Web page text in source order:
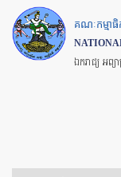
Skip
to
main
គណៈកម្មាធិ
ឯករាជ្យ អព្យ